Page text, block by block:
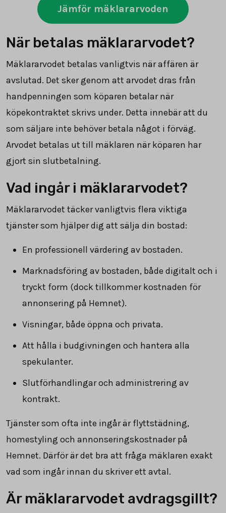
Jämför mäklararvoden
När betalas mäklararvodet?
Mäklararvodet betalas vanligtvis när affären är
avslutad. Det sker genom att arvodet dras från
handpenningen som köparen betalar när
köpekontraktet skrivs under. Detta innebär att du
som säljare inte behöver betala något i förväg.
Arvodet betalas ut till mäklaren när köparen har
gjort sin slutbetalning.
Vad ingår i mäklararvodet?
Mäklararvodet täcker vanligtvis flera viktiga
tjänster som hjälper dig att sälja din bostad:
En professionell värdering av bostaden.
Marknadsföring av bostaden, både digitalt och i
tryckt form (dock tillkommer kostnaden för
annonsering på Hemnet).
Visningar, både öppna och privata.
Att hålla i budgivningen och hantera alla
spekulanter.
Slutförhandlingar och administrering av
kontrakt.
Tjänster som ofta inte ingår är flyttstädning,
homestyling och annonseringskostnader på
Hemnet. Därför är det bra att fråga mäklaren exakt
vad som ingår innan du skriver ett avtal.
Är mäklararvodet avdragsgillt?